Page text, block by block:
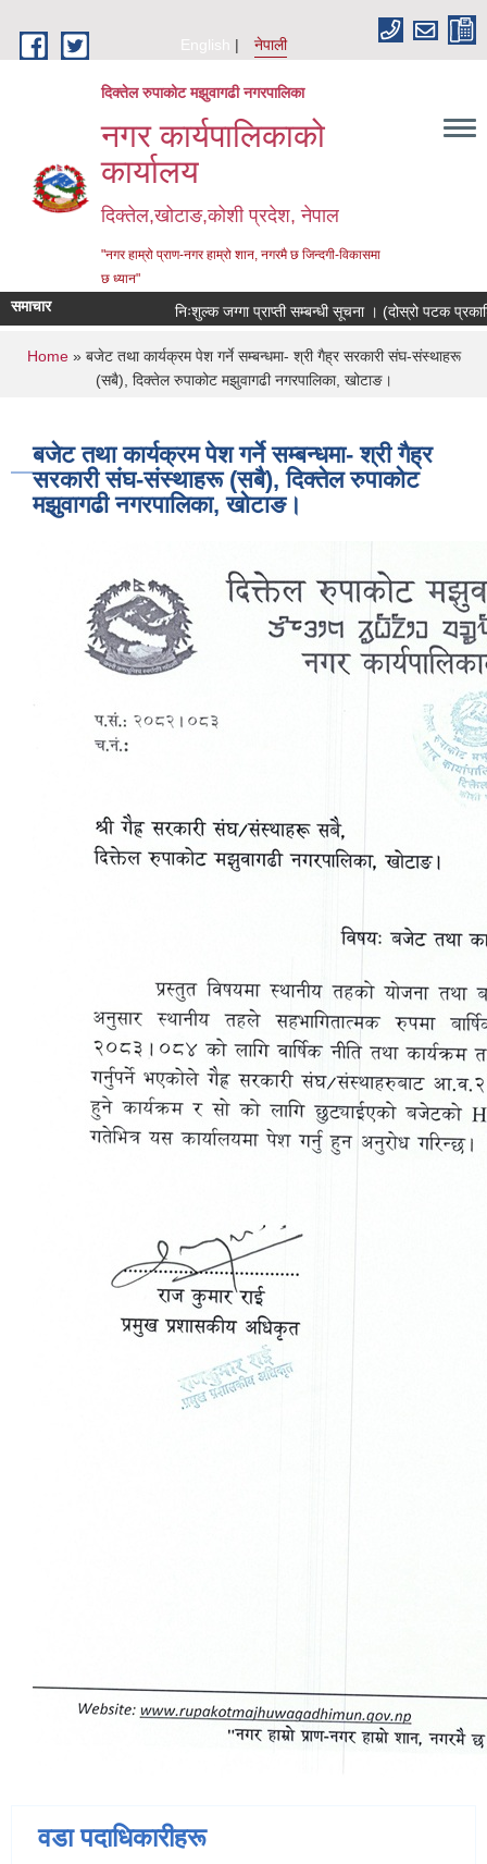
English
नेपाली
दिक्तेल रुपाकोट मझुवागढी नगरपालिका
नगर कार्यपालिकाको
कार्यालय
दिक्तेल,खोटाङ,कोशी प्रदेश, नेपाल
"नगर हाम्रो प्राण-नगर हाम्रो शान, नगरमै छ जिन्दगी-विकासमा
छ ध्यान"
समाचार निःशुल्क जग्गा प्राप्ती सम्बन्धी सूचना । (दोस्रो पटक
You are here
Home» बजेट तथा कार्यक्रम पेश गर्ने सम्बन्धमा- श्री गैह्र सरकारी संघ-संस्थाहरू
(सबै), दिक्तेल रुपाकोट मझुवागढी नगरपालिका, खोटाङ।
बजेट तथा कार्यक्रम पेश गर्ने सम्बन्धमा- श्री गैह्र
सरकारी संघ-संस्थाहरू (सबै), दिक्तेल रुपाकोट
मझुवागढी नगरपालिका, खोटाङ।
वडा पदाधिकारीहरू